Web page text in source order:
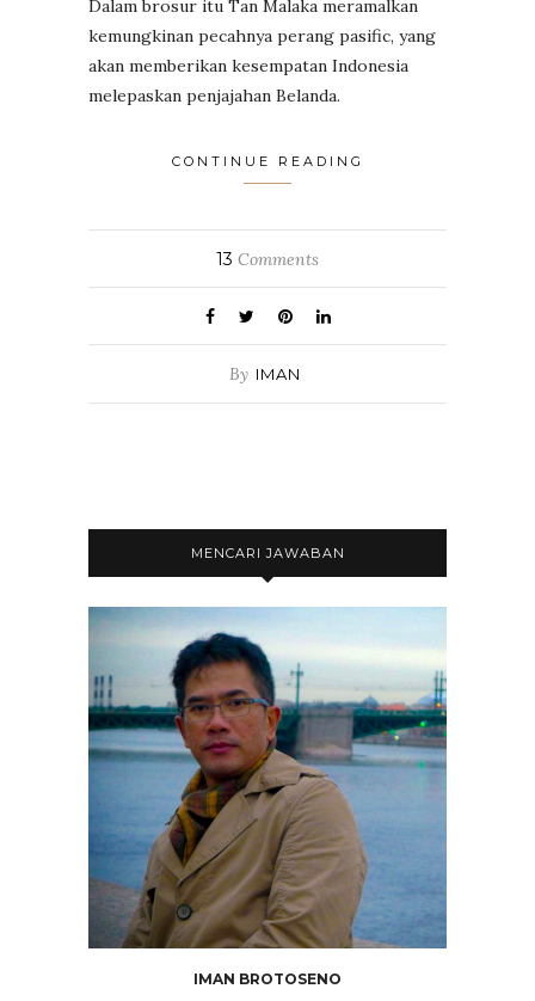
Dalam brosur itu Tan Malaka meramalkan
kemungkinan pecahnya perang pasific, yang
akan memberikan kesempatan Indonesia
melepaskan penjajahan Belanda.
CONTINUE READING
13 Comments
By IMAN
MENCARI JAWABAN
IMAN BROTOSENO